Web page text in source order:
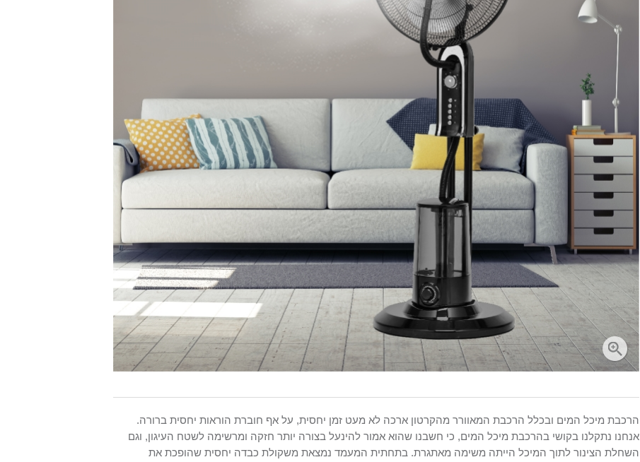
הרכבת מיכל המים ובכלל הרכבת המאוורר מהקרטון ארכה לא מעט זמן יחסית, על אף חוברת הוראות יחסית ברורה.
אנחנו נתקלנו בקושי בהרכבת מיכל המים, כי חשבנו שהוא אמור להינעל בצורה יותר חזקה ומרשימה לשטח העיגון, וגם
השחלת הצינור לתוך המיכל הייתה משימה מאתגרת. בתחתית המעמד נמצאת משקולת כבדה יחסית שהופכת את